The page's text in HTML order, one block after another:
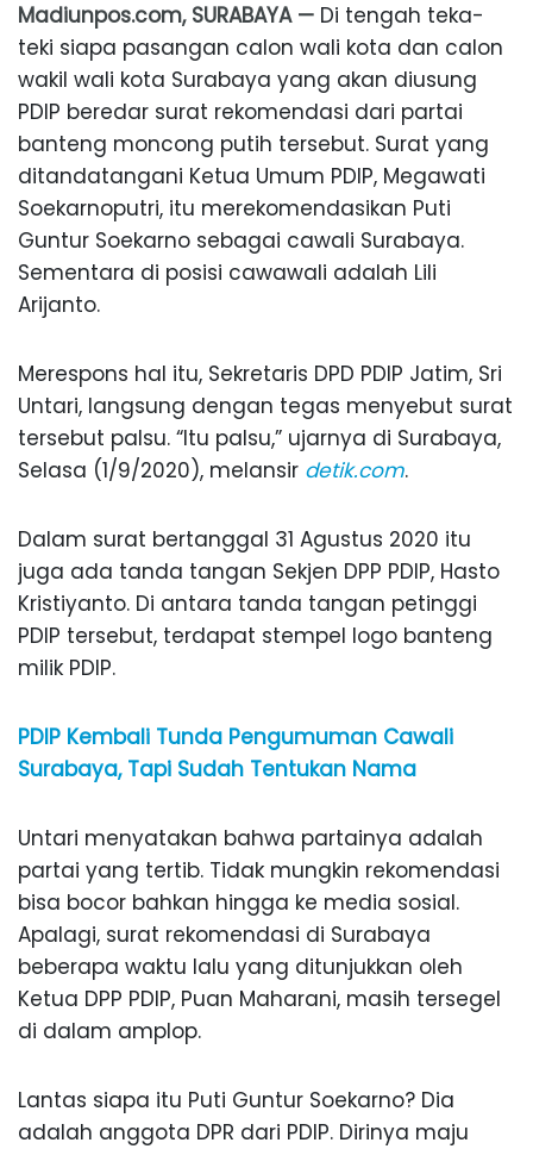
Madiunpos.com, SURABAYA — Di tengah teka-
teki siapa pasangan calon wali kota dan calon
wakil wali kota Surabaya yang akan diusung
PDIP beredar surat rekomendasi dari partai
banteng moncong putih tersebut. Surat yang
ditandatangani Ketua Umum PDIP, Megawati
Soekarnoputri, itu merekomendasikan Puti
Guntur Soekarno sebagai cawali Surabaya.
Sementara di posisi cawawali adalah Lili
Arijanto.
Merespons hal itu, Sekretaris DPD PDIP Jatim, Sri
Untari, langsung dengan tegas menyebut surat
tersebut palsu. “Itu palsu,” ujarnya di Surabaya,
Selasa (1/9/2020), melansir detik.com.
Dalam surat bertanggal 31 Agustus 2020 itu
juga ada tanda tangan Sekjen DPP PDIP, Hasto
Kristiyanto. Di antara tanda tangan petinggi
PDIP tersebut, terdapat stempel logo banteng
milik PDIP.
PDIP Kembali Tunda Pengumuman Cawali
Surabaya, Tapi Sudah Tentukan Nama
Untari menyatakan bahwa partainya adalah
partai yang tertib. Tidak mungkin rekomendasi
bisa bocor bahkan hingga ke media sosial.
Apalagi, surat rekomendasi di Surabaya
beberapa waktu lalu yang ditunjukkan oleh
Ketua DPP PDIP, Puan Maharani, masih tersegel
di dalam amplop.
Lantas siapa itu Puti Guntur Soekarno? Dia
adalah anggota DPR dari PDIP. Dirinya maju